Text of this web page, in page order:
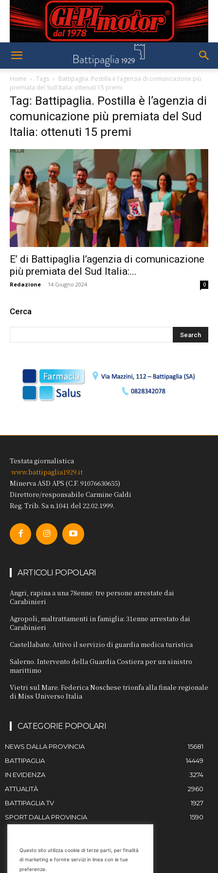
Home Tags
Battipaglia. Postilla è l’agenzia di comunicazione più
premiata del Sud Italia: ottenuti 15 premi
Tag: Battipaglia. Postilla è l’agenzia di
comunicazione più premiata del Sud
Italia: ottenuti 15 premi
E’ di Battipaglia l’agenzia di comunicazione
più premiata del Sud Italia:...
Redazione - 14 Giugno 2024 0
Cerca
Testata giornalistica
www.battipaglia1929.it
Minerva ASD APS (C.F. 91076630655)
Direttore/responsabile Carmine Galdi
Reg. Trib. Sa n.1041 del 22.02.1999.
ARTICOLI POPOLARI
Angri, rapina a una 78enne: tre persone arrestate dai
Carabinieri
Agropoli, maltrattamenti in famiglia: 31enne arrestato dai
Carabinieri
Castellabate. Attivo il servizio di guardia medica turistica
Salerno. Intervento della Guardia Costiera per un sinistro
marittimo
Vietri sul Mare. Federica Noschese trionfa alla finale regionale
di Miss Universo Italia
CATEGORIE POPOLARI
NEWS DALLA PROVINCIA
15681
BATTIPAGLIA
14449
IN EVIDENZA
3274
ATTUALITÀ
2960
BATTIPAGLIA TV
1927
SPORT DALLA PROVINCIA
1590
Email
Questo sito utilizza cookie di terze parti, per finalità
di marketing e fornire servizi in linea con le tue
preferenze.